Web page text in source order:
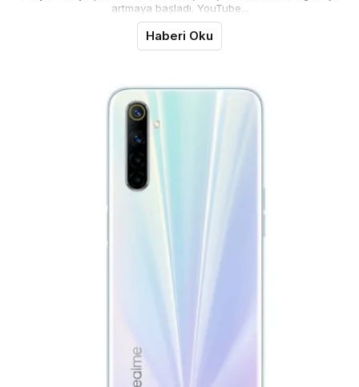
artmaya başladı. YouTube...
Haberi Oku